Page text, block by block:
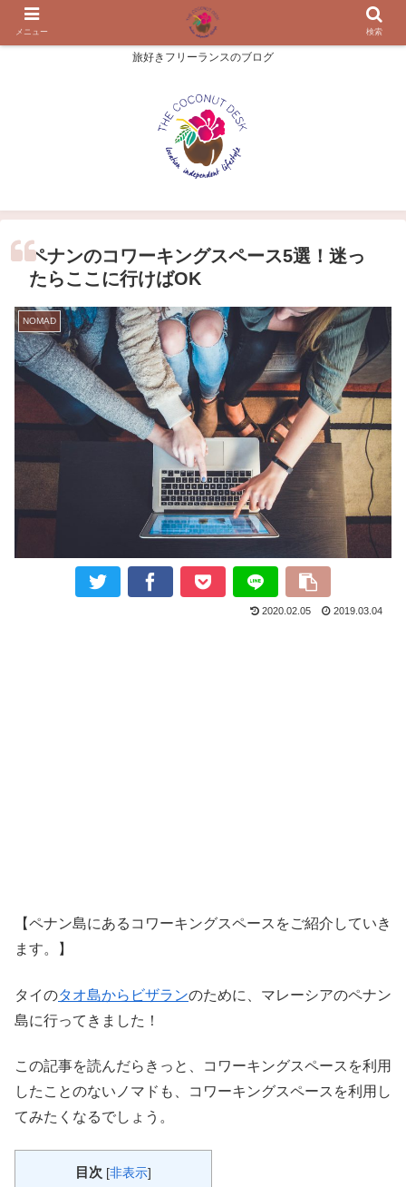
旅好きフリーランスのブログ
ペナンのコワーキングスペース5選！迷っ
たらここに行けばOK
NOMAD
2020.02.05 2019.03.04
【ペナン島にあるコワーキングスペースをご紹介していき
ます。】
タイのタオ島からビザランのために、マレーシアのペナン
島に行ってきました！
この記事を読んだらきっと、コワーキングスペースを利用
したことのないノマドも、コワーキングスペースを利用し
てみたくなるでしょう。
目次 [非表示]
メニュー 検索